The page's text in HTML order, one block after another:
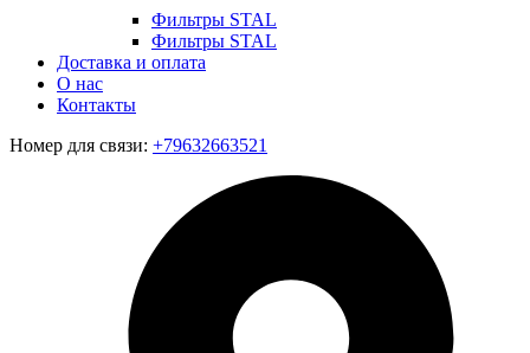
Фильтры STAL
Фильтры STAL
Доставка и оплата
О нас
Контакты
Номер для связи: +79632663521